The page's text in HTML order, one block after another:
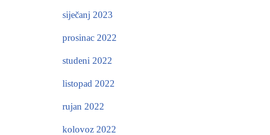
siječanj 2023
prosinac 2022
studeni 2022
listopad 2022
rujan 2022
kolovoz 2022